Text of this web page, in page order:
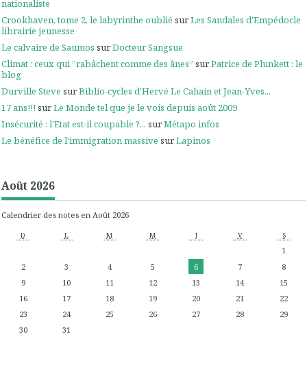
nationaliste
Crookhaven, tome 2, le labyrinthe oublié surLes Sandales d'Empédocle
librairie jeunesse
Le calvaire de Saumos surDocteur Sangsue
Climat : ceux qui ”rabâchent comme des ânes” surPatrice de Plunkett : le
blog
Durville Steve surBiblio-cycles d'Hervé Le Cahain et Jean-Yves...
17 ans!!! surLe Monde tel que je le vois depuis août 2009
Insécurité : l'Etat est-il coupable ?... surMétapo infos
Le bénéfice de l'immigration massive surLapinos
Août 2026
Calendrier des notes en Août 2026
D L M M J V S
1
2
3 4 5 6 7
8
9
10 11 12 13 14
15
16
17 18 19 20 21
22
23
24 25 26 27 28
29
30
31